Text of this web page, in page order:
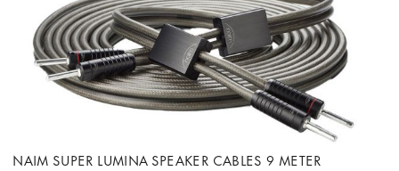
NAIM SUPER LUMINA SPEAKER CABLES 9 METER